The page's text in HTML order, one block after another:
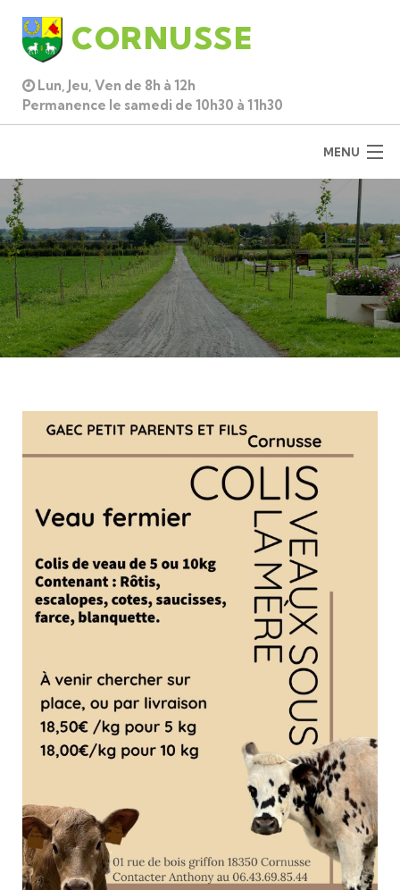
CORNUSSE
Lun, Jeu, Ven de 8h à 12h
Permanence le samedi de 10h30 à 11h30
MENU
ACCUEIL
DÉCOUVRIR
MUNICIPALITÉ
PRATIQUE